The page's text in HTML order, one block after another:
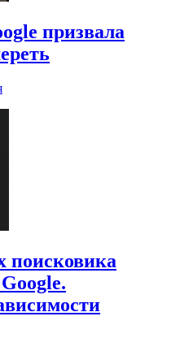
призвала
поисковика